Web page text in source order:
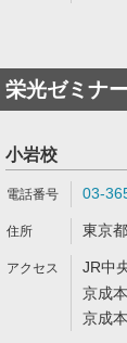
栄光ゼミナ
小岩校
03-
東京
JR中
京成
京成